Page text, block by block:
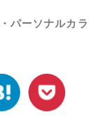
パーソナルカラ